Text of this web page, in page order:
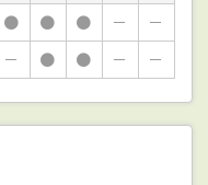
● ● ● －
－
－ ● ● － －